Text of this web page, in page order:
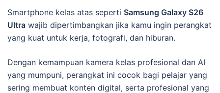
Smartphone kelas atas seperti Samsung Galaxy S26
Ultra wajib dipertimbangkan jika kamu ingin perangkat
yang kuat untuk kerja, fotografi, dan hiburan.
Dengan kemampuan kamera kelas profesional dan AI
yang mumpuni, perangkat ini cocok bagi pelajar yang
sering membuat konten digital, serta profesional yang